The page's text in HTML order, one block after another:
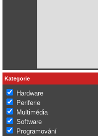
Kategorie
Hardware
Periferie
Multimédia
Software
Programování